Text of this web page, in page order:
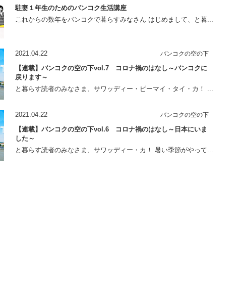
駐妻１年生のためのバンコク生活講座
これからの数年をバンコクで暮らすみなさん はじめまして、と暮...
2021.04.22 バンコクの空の下
【連載】バンコクの空の下vol.7 コロナ禍のはなし～バンコクに
戻ります～
と暮らす読者のみなさま、サワッディー・ピーマイ・タイ・カ！ ...
2021.04.22 バンコクの空の下
【連載】バンコクの空の下vol.6 コロナ禍のはなし～日本にいま
した～
と暮らす読者のみなさま、サワッディー・カ！ 暑い季節がやって...